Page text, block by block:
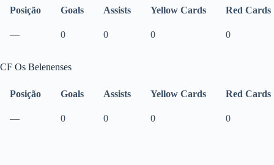
Posição Goals Assists Yellow Cards Red Cards
— 0 0 0 0
CF Os Belenenses
Posição Goals Assists Yellow Cards Red Cards
— 0 0 0 0